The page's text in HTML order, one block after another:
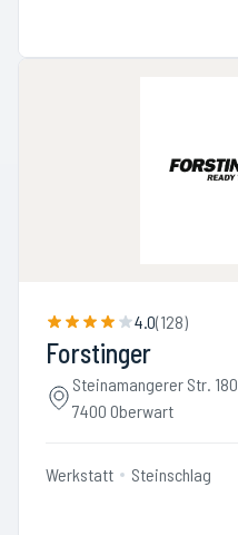
4.0(128)
Forstinger
Steinamangerer Str. 180
7400 Oberwart
Werkstatt Steinschlag